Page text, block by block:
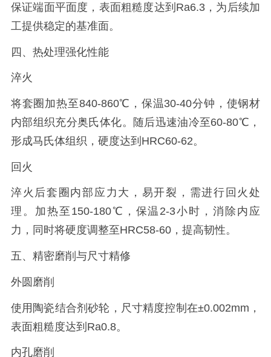
保证端面平面度，表面粗糙度达到Ra6.3，为后续加
工提供稳定的基准面。
四、热处理强化性能
淬火
将套圈加热至840-860℃，保温30-40分钟，使钢材
内部组织充分奥氏体化。随后迅速油冷至60-80℃，
形成马氏体组织，硬度达到HRC60-62。
回火
淬火后套圈内部应力大，易开裂，需进行回火处
理。加热至150-180℃，保温2-3小时，消除内应
力，同时将硬度调整至HRC58-60，提高韧性。
五、精密磨削与尺寸精修
外圆磨削
使用陶瓷结合剂砂轮，尺寸精度控制在±0.002mm，
表面粗糙度达到Ra0.8。
内孔磨削